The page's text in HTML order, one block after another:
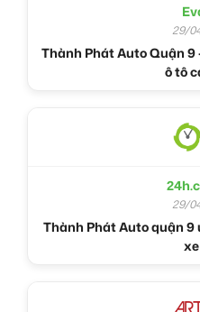
29/
Thành Phát Auto Quận
ô tô
29/
Thành Phát Auto quận 9